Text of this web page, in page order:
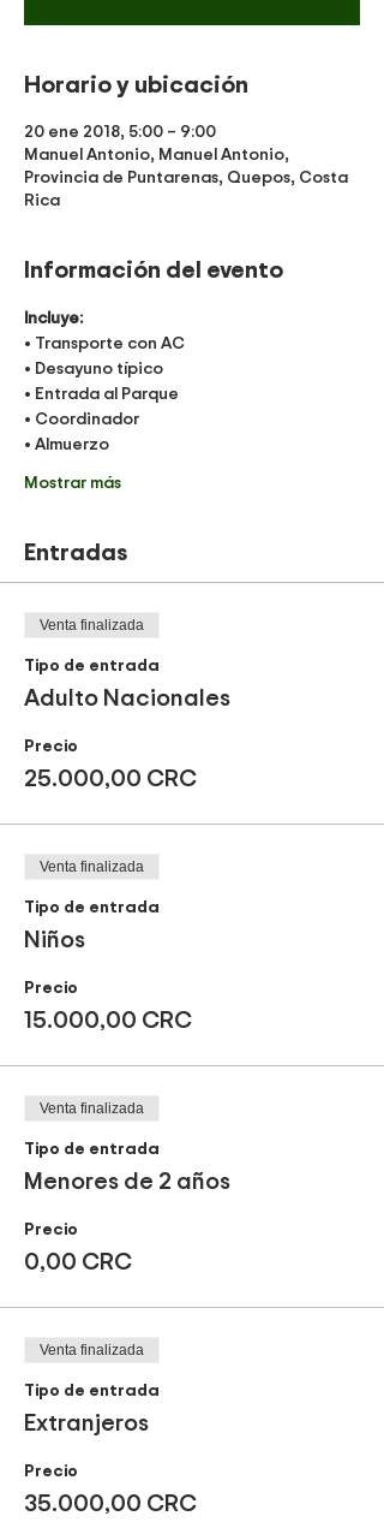
Horario y ubicación
20 ene 2018, 5:00 – 9:00
Manuel Antonio, Manuel Antonio,
Provincia de Puntarenas, Quepos, Costa
Rica
Información del evento
Incluye:
• Transporte con AC
• Desayuno típico
• Entrada al Parque
• Coordinador
• Almuerzo
Mostrar más
Entradas
Venta finalizada
Tipo de entrada
Adulto Nacionales
Precio
25.000,00 CRC
Venta finalizada
Tipo de entrada
Niños
Precio
15.000,00 CRC
Venta finalizada
Tipo de entrada
Menores de 2 años
Precio
0,00 CRC
Venta finalizada
Tipo de entrada
Extranjeros
Precio
35.000,00 CRC